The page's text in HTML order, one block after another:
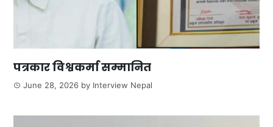
पत्रकार विश्वकर्मा सम्मानित
June 28, 2026 by Interview Nepal